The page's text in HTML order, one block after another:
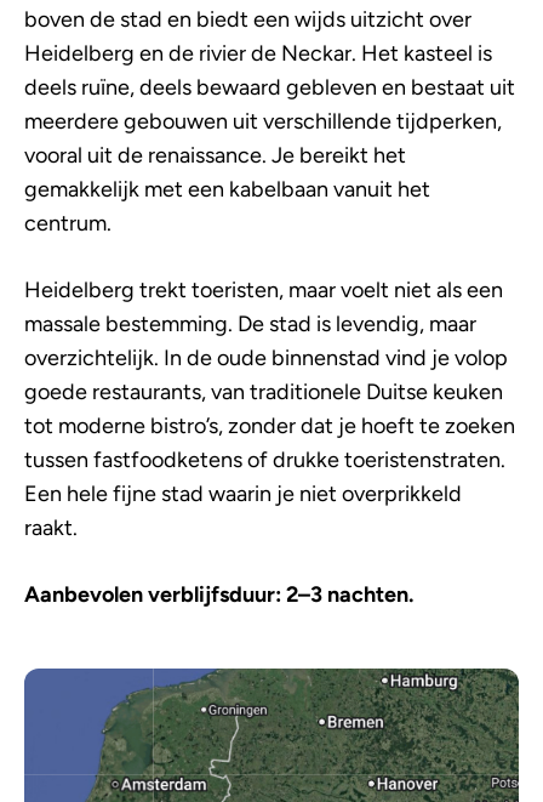
boven de stad en biedt een wijds uitzicht over
Heidelberg en de rivier de Neckar. Het kasteel is
deels ruïne, deels bewaard gebleven en bestaat uit
meerdere gebouwen uit verschillende tijdperken,
vooral uit de renaissance. Je bereikt het
gemakkelijk met een kabelbaan vanuit het
centrum.
Heidelberg trekt toeristen, maar voelt niet als een
massale bestemming. De stad is levendig, maar
overzichtelijk. In de oude binnenstad vind je volop
goede restaurants, van traditionele Duitse keuken
tot moderne bistro’s, zonder dat je hoeft te zoeken
tussen fastfoodketens of drukke toeristenstraten.
Een hele fijne stad waarin je niet overprikkeld
raakt.
Aanbevolen verblijfsduur: 2–3 nachten.